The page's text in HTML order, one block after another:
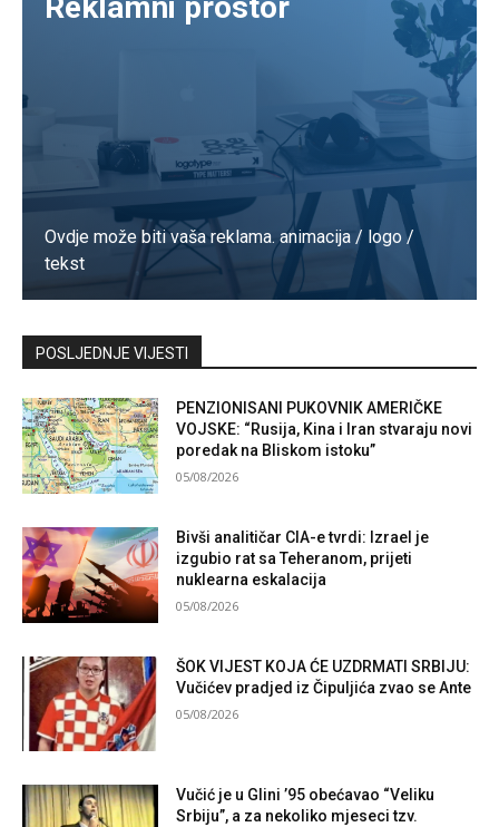
Reklamni prostor
Ovdje može biti vaša reklama. animacija / logo /
tekst
Kontaktirajte nas
POSLJEDNJE VIJESTI
PENZIONISANI PUKOVNIK AMERIČKE
VOJSKE: “Rusija, Kina i Iran stvaraju novi
poredak na Bliskom istoku”
05/08/2026
Bivši analitičar CIA-e tvrdi: Izrael je
izgubio rat sa Teheranom, prijeti
nuklearna eskalacija
05/08/2026
ŠOK VIJEST KOJA ĆE UZDRMATI SRBIJU:
Vučićev pradjed iz Čipuljića zvao se Ante
05/08/2026
Vučić je u Glini ’95 obećavao “Veliku
Srbiju”, a za nekoliko mjeseci tzv.